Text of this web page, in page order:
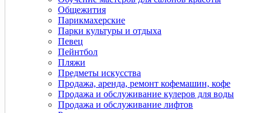
Общежития
Парикмахерские
Парки культуры и отдыха
Певец
Пейнтбол
Пляжи
Предметы искусства
Продажа, аренда, ремонт кофемашин, кофе
Продажа и обслуживание кулеров для воды
Продажа и обслуживание лифтов